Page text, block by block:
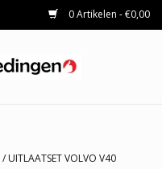
0 Artikelen - €0,00
/ UITLAATSET VOLVO V40